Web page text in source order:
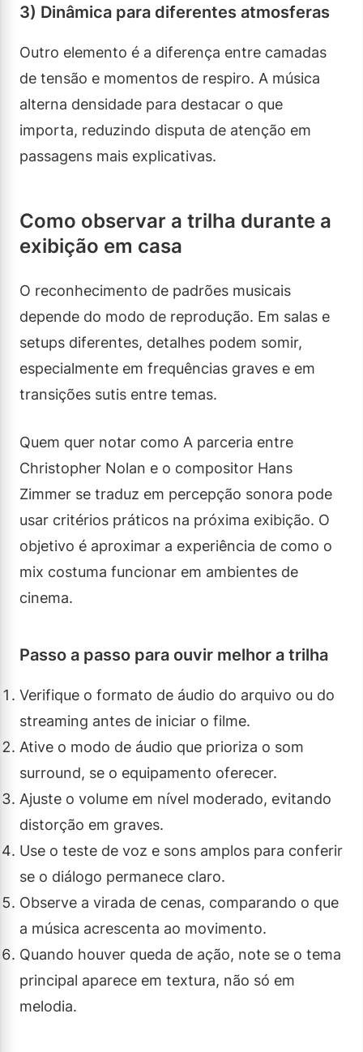
3) Dinâmica para diferentes atmosferas
Outro elemento é a diferença entre camadas
de tensão e momentos de respiro. A música
alterna densidade para destacar o que
importa, reduzindo disputa de atenção em
passagens mais explicativas.
Como observar a trilha durante a
exibição em casa
O reconhecimento de padrões musicais
depende do modo de reprodução. Em salas e
setups diferentes, detalhes podem somir,
especialmente em frequências graves e em
transições sutis entre temas.
Quem quer notar como A parceria entre
Christopher Nolan e o compositor Hans
Zimmer se traduz em percepção sonora pode
usar critérios práticos na próxima exibição. O
objetivo é aproximar a experiência de como o
mix costuma funcionar em ambientes de
cinema.
Passo a passo para ouvir melhor a trilha
Verifique o formato de áudio do arquivo ou do
streaming antes de iniciar o filme.
Ative o modo de áudio que prioriza o som
surround, se o equipamento oferecer.
Ajuste o volume em nível moderado, evitando
distorção em graves.
Use o teste de voz e sons amplos para conferir
se o diálogo permanece claro.
Observe a virada de cenas, comparando o que
a música acrescenta ao movimento.
Quando houver queda de ação, note se o tema
principal aparece em textura, não só em
melodia.